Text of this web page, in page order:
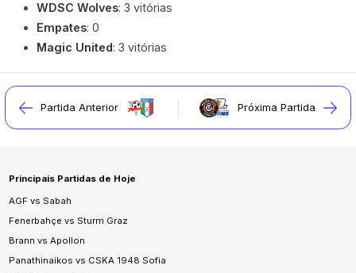
WDSC Wolves: 3 vitórias
Empates: 0
Magic United: 3 vitórias
Partida Anterior Próxima Partida
Principais Partidas de Hoje
AGF vs Sabah
Fenerbahçe vs Sturm Graz
Brann vs Apollon
Panathinaikos vs CSKA 1948 Sofia